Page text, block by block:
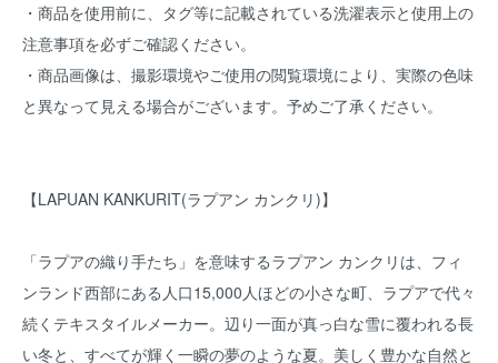
・商品を使用前に、タグ等に記載されている洗濯表示と使用上の
注意事項を必ずご確認ください。
・商品画像は、撮影環境やご使用の閲覧環境により、実際の色味
と異なって見える場合がございます。予めご了承ください。
【LAPUAN KANKURIT(ラプアン カンクリ)】
「ラプアの織り手たち」を意味するラプアン カンクリは、フィ
ンランド西部にある人口15,000人ほどの小さな町、ラプアで代々
続くテキスタイルメーカー。辺り一面が真っ白な雪に覆われる長
い冬と、すべてが輝く一瞬の夢のような夏。美しく豊かな自然と